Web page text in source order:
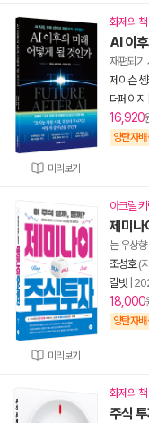
미리보기
화제의
AI 이
재편되기
제이슨 솅
더페이지
16,920
양탄자배
미리보기
아크릴
제미나
는 우상
조성호(
길벗
18,000
양탄자배
화제의
주식